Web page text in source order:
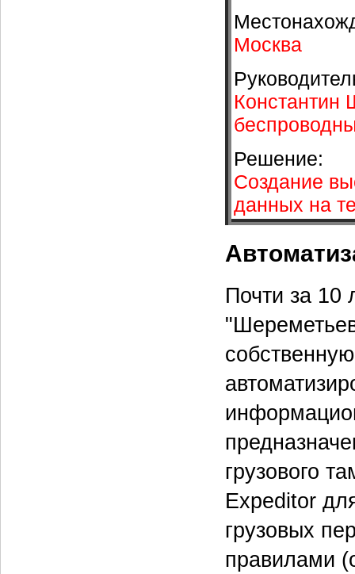
Москва
Константин
Решение:
Создание
данных на
Почти за 10
грузового
Expeditor
грузовых
правилами